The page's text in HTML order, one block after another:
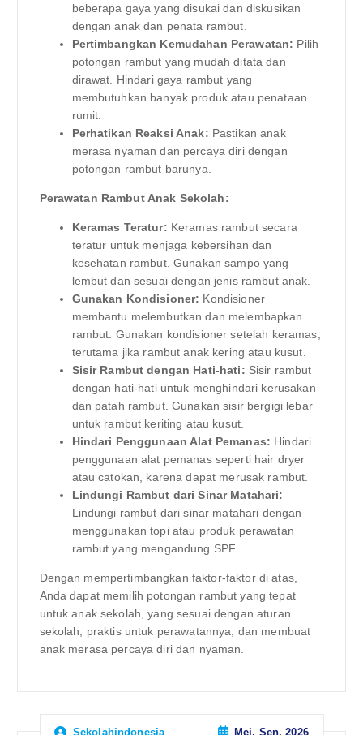
beberapa gaya yang disukai dan diskusikan
dengan anak dan penata rambut.
Pertimbangkan Kemudahan Perawatan: Pilih
potongan rambut yang mudah ditata dan
dirawat. Hindari gaya rambut yang
membutuhkan banyak produk atau penataan
rumit.
Perhatikan Reaksi Anak: Pastikan anak
merasa nyaman dan percaya diri dengan
potongan rambut barunya.
Perawatan Rambut Anak Sekolah:
Keramas Teratur: Keramas rambut secara
teratur untuk menjaga kebersihan dan
kesehatan rambut. Gunakan sampo yang
lembut dan sesuai dengan jenis rambut anak.
Gunakan Kondisioner: Kondisioner
membantu melembutkan dan melembapkan
rambut. Gunakan kondisioner setelah keramas,
terutama jika rambut anak kering atau kusut.
Sisir Rambut dengan Hati-hati: Sisir rambut
dengan hati-hati untuk menghindari kerusakan
dan patah rambut. Gunakan sisir bergigi lebar
untuk rambut keriting atau kusut.
Hindari Penggunaan Alat Pemanas: Hindari
penggunaan alat pemanas seperti hair dryer
atau catokan, karena dapat merusak rambut.
Lindungi Rambut dari Sinar Matahari:
Lindungi rambut dari sinar matahari dengan
menggunakan topi atau produk perawatan
rambut yang mengandung SPF.
Dengan mempertimbangkan faktor-faktor di atas,
Anda dapat memilih potongan rambut yang tepat
untuk anak sekolah, yang sesuai dengan aturan
sekolah, praktis untuk perawatannya, dan membuat
anak merasa percaya diri dan nyaman.
Sekolahindonesia Mei, Sen, 2026